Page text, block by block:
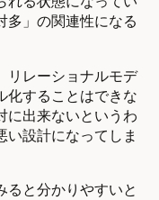
多」の関連性になる
リレーショナルモデ
化することはできな
に出来ないというわ
い設計になってしま
ると分かりやすいと